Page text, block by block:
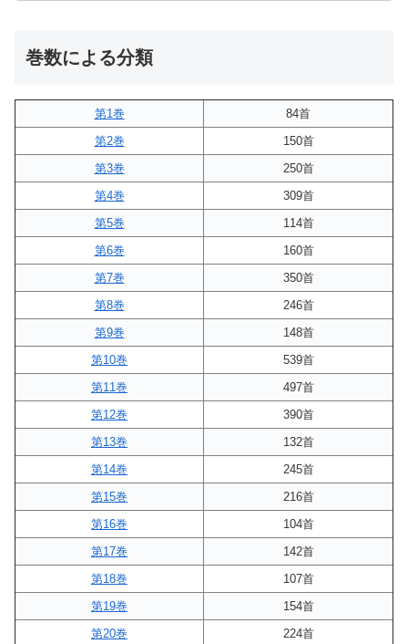
巻数による分類
第1巻
84首
第2巻
150首
第3巻
250首
第4巻
309首
第5巻
114首
第6巻
160首
第7巻
350首
第8巻
246首
第9巻
148首
第10巻
539首
第11巻
497首
第12巻
390首
第13巻
132首
第14巻
245首
第15巻
216首
第16巻
104首
第17巻
142首
第18巻
107首
第19巻
154首
第20巻
224首